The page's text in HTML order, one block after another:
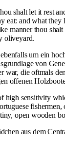
shalt let it rest
eat: and what they
manner thou
oliveyard.
um ein
von
war, die oftmals
offenen
high sensitivity
open wooden
aus dem